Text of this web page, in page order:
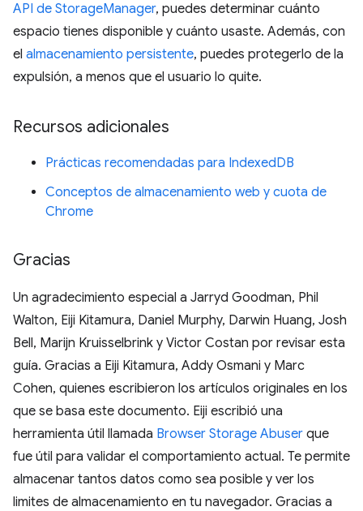
API de StorageManager, puedes determinar cuánto
espacio tienes disponible y cuánto usaste. Además, con
el almacenamiento persistente, puedes protegerlo de la
expulsión, a menos que el usuario lo quite.
Recursos adicionales
Prácticas recomendadas para IndexedDB
Conceptos de almacenamiento web y cuota de
Chrome
Gracias
Un agradecimiento especial a Jarryd Goodman, Phil
Walton, Eiji Kitamura, Daniel Murphy, Darwin Huang, Josh
Bell, Marijn Kruisselbrink y Victor Costan por revisar esta
guía. Gracias a Eiji Kitamura, Addy Osmani y Marc
Cohen, quienes escribieron los artículos originales en los
que se basa este documento. Eiji escribió una
herramienta útil llamada Browser Storage Abuser que
fue útil para validar el comportamiento actual. Te permite
almacenar tantos datos como sea posible y ver los
limites de almacenamiento en tu navegador. Gracias a